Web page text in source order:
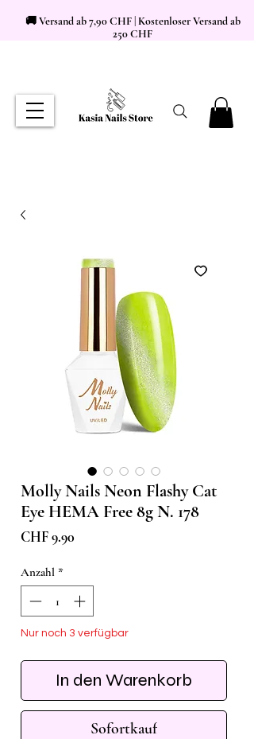
🚚 Versand ab 7,90 CHF | Kostenloser Versand ab
250 CHF
Molly Nails Neon Flashy Cat
Eye HEMA Free 8g N. 178
CHF 9.90
Anzahl *
Nur noch 3 verfügbar
In den Warenkorb
Sofortkauf